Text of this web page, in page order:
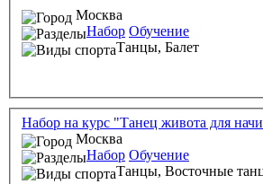
Москва
Набор Обучение
Танцы, Балет
Набор на курс "Танец живота для
Москва
Набор Обучение
Танцы, Восточные